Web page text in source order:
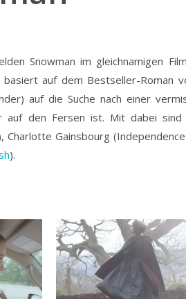
Snowman im gleichnamigen
basiert auf dem Bestseller-Roman
auf die Suche nach einer
auf den Fersen ist. Mit dabei sind
Charlotte Gainsbourg
).